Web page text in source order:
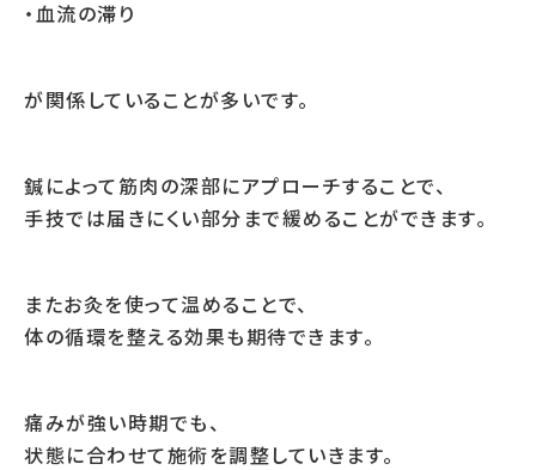
・血流の滞り
が関係していることが多いです。
鍼によって筋肉の深部にアプローチすることで、
手技では届きにくい部分まで緩めることができます。
またお灸を使って温めることで、
体の循環を整える効果も期待できます。
痛みが強い時期でも、
状態に合わせて施術を調整していきます。